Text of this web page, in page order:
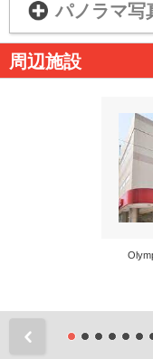
パノラマ写
周辺施設